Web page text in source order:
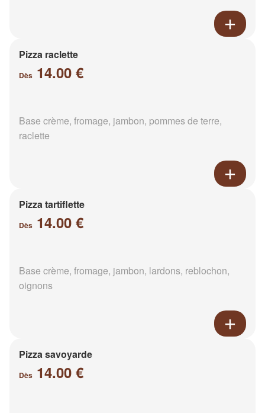
Pizza raclette
Dès 14.00 €
Base crème, fromage, jambon, pommes de terre,
raclette
Pizza tartiflette
Dès 14.00 €
Base crème, fromage, jambon, lardons, reblochon,
oignons
Pizza savoyarde
Dès 14.00 €